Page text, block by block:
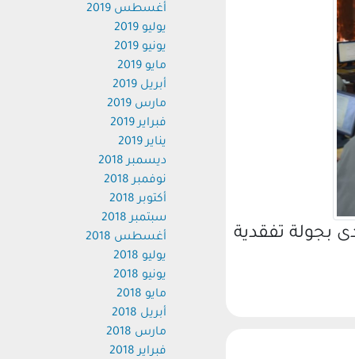
بجولة تفقدية
أغسطس 2019
يوليو 2019
يونيو 2019
مايو 2019
أبريل 2019
مارس 2019
فبراير 2019
يناير 2019
ديسمبر 2018
نوفمبر 2018
أكتوبر 2018
سبتمبر 2018
أغسطس 2018
يوليو 2018
يونيو 2018
مايو 2018
أبريل 2018
مارس 2018
فبراير 2018